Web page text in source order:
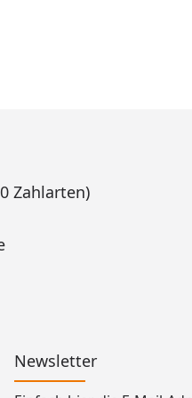
Zahlarten)
Newsletter